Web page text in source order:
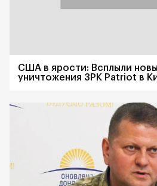
США в ярости: Всплыли
уничтожения ЗРК Patriot в